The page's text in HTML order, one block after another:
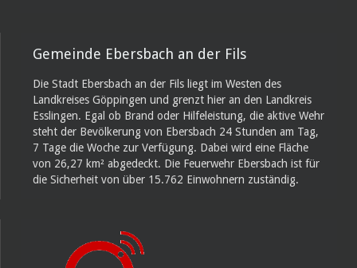
Gemeinde Ebersbach an der Fils
Die Stadt Ebersbach an der Fils liegt im Westen des
Landkreises Göppingen und grenzt hier an den Landkreis
Esslingen. Egal ob Brand oder Hilfeleistung, die aktive Wehr
steht der Bevölkerung von Ebersbach 24 Stunden am Tag,
7 Tage die Woche zur Verfügung. Dabei wird eine Fläche
von 26,27 km² abgedeckt. Die Feuerwehr Ebersbach ist für
die Sicherheit von über 15.762 Einwohnern zuständig.